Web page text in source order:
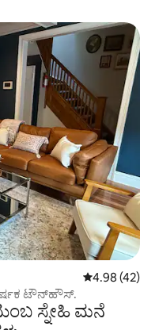
5 ರಲ್ಲಿ 4.98
4.98 (42)
ಟೌನ್‌ಹೌಸ್.
ಸ್ನೇಹಿ ಮನೆ